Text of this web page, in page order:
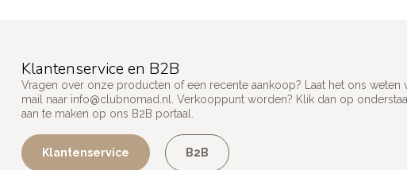
Klantenservice en B2B
Vragen over onze producten of een recente aankoop? Laat het ons weten
mail naar info@clubnomad.nl
. Verkooppunt worden? Klik dan op
aan te maken op ons B2B portaal.
Klantenservice B2B